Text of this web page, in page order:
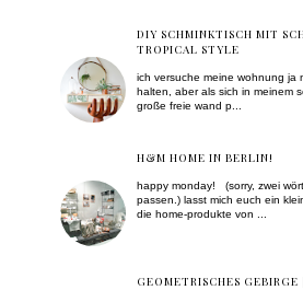
DIY SCHMINKTISCH MIT
TROPICAL STYLE
ich versuche meine wohnung ja
halten, aber als sich in meinem
große freie wand p...
H&M HOME IN BERLIN!
happy monday! (sorry, zwei
passen.) lasst mich euch ein
die home-produkte von ...
GEOMETRISCHES